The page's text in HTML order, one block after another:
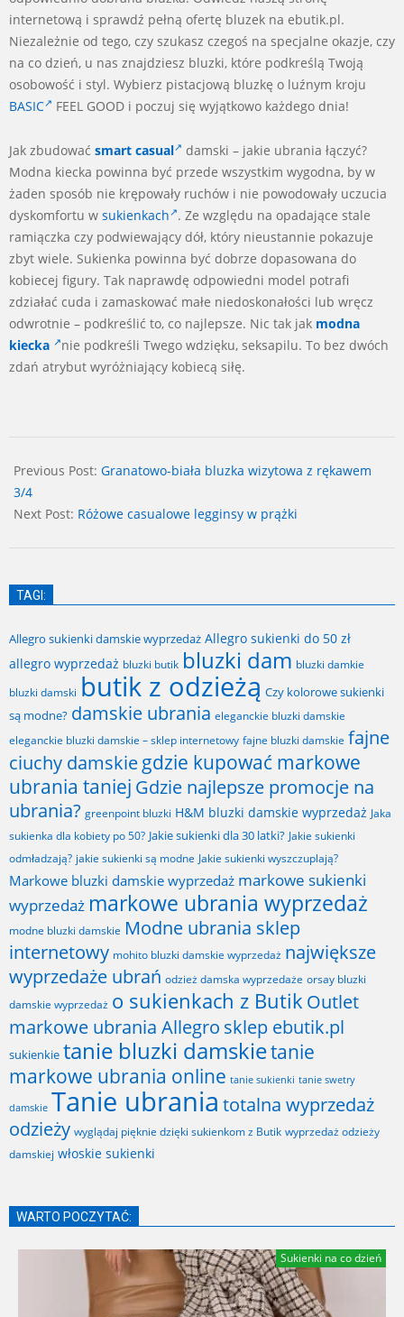
internetową i sprawdź pełną ofertę bluzek na ebutik.pl.
Niezależnie od tego, czy szukasz czegoś na specjalne okazje, czy
na co dzień, u nas znajdziesz bluzki, które podkreślą Twoją
osobowość i styl. Wybierz pistacjową bluzkę o luźnym kroju
BASIC
FEEL GOOD i poczuj się wyjątkowo każdego dnia!
Jak zbudować smart casual
damski – jakie ubrania łączyć?
Modna kiecka powinna być przede wszystkim wygodna, by w
żaden sposób nie krępowały ruchów i nie powodowały uczucia
dyskomfortu w sukienkach . Ze względu na opadające stale
ramiączka czy podwiewający dół, który nieustannie pokazuje
zbyt wiele. Sukienka powinna być dobrze dopasowana do
kobiecej figury. Tak naprawdę odpowiedni model potrafi
zdziałać cuda i zamaskować małe niedoskonałości lub wręcz
odwrotnie – podkreślić to, co najlepsze. Nic tak jak modna
kiecka
nie podkreśli Twego wdzięku, seksapilu. To bez dwóch
zdań atrybut wyróżniający kobiecą siłę.
07-
02
Previous Post: Granatowo-biała bluzka wizytowa z rękawem
3/4
Next Post: Różowe casualowe legginsy w prążki
TAGI:
Allegro sukienki damskie wyprzedaż Allegro sukienki do 50 zł
allegro wyprzedaż bluzki butik bluzki dam bluzki damkie
bluzki damski butik z odzieżą Czy kolorowe sukienki
są modne? damskie ubrania eleganckie bluzki damskie
eleganckie bluzki damskie – sklep internetowy fajne bluzki damskie fajne
ciuchy damskiegdzie kupować markowe
ubrania taniej Gdzie najlepsze promocje na
ubrania? greenpoint bluzki H&M bluzki damskie wyprzedaż Jaka
sukienka dla kobiety po 50? Jakie sukienki dla 30 latki? Jakie sukienki
odmładzają? jakie sukienki są modne Jakie sukienki wyszczuplają?
Markowe bluzki damskie wyprzedaż markowe sukienki
wyprzedaż markowe ubrania wyprzedaż
modne bluzki damskie Modne ubrania sklep
internetowy mohito bluzki damskie wyprzedaż największe
wyprzedaże ubrań odzież damska wyprzedaże orsay bluzki
damskie wyprzedaż o sukienkach z Butik Outlet
markowe ubrania Allegro sklep ebutik.pl
sukienkie tanie bluzki damskietanie
markowe ubrania online tanie sukienki tanie swetry
damskie Tanie ubrania totalna wyprzedaż
odzieży wyglądaj pięknie dzięki sukienkom z Butik wyprzedaż odzieży
damskiej włoskie sukienki
WARTO POCZYTAĆ:
Sukienki na co dzień